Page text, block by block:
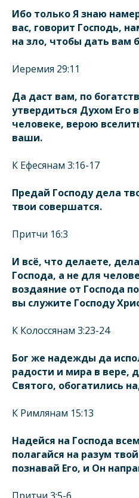
Ибо только Я знаю
вас, говорит Господь,
на зло, чтобы дать вам
Иеремия 29:11
Да даст вам, по
утвердиться Духом Его
человеке, верою
ваши.
К Ефесянам 3:16-17
Предай Господу дела
твои совершатся.
Притчи 16:3
И всё, что делаете,
Господа, а не для
воздаяние от Господа
вы служите Господу
К Колоссянам 3:23-24
Бог же надежды да
радости и мира в вере,
Святого, обогатились
К Римлянам 15:13
Надейся на Господа
полагайся на разум
познавай Его, и Он